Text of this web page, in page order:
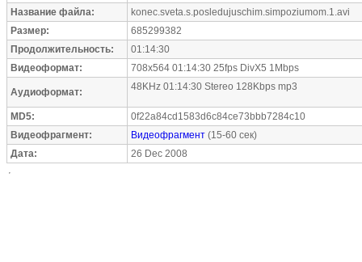
Название файла:
konec.sveta.s.posledujuschim.simpoziumom.1.avi
Размер:
685299382
Продолжительность:
01:14:30
Видеоформат:
708x564 01:14:30 25fps DivX5 1Mbps
Аудиоформат: 48KHz 01:14:30 Stereo 128Kbps mp3
MD5:
0f22a84cd1583d6c84ce73bbb7284c10
Видеофрагмент:
Видеофрагмент (15-60 сек)
Дата:
26 Dec 2008